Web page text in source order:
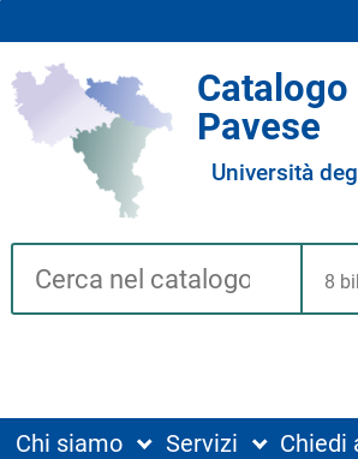
Catalogo
Pavese
Università
Cerca su "Catalogo"
Chi siamo Servizi
Chiedi